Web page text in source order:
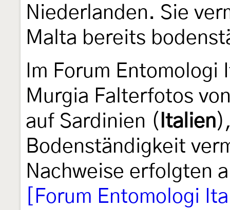
Niederlanden. Sie
Malta bereits
Im Forum
Murgia Falterfotos
auf Sardinien ( Italien
Bodenständigkeit
Nachweise erfolgten
[Forum Entomologi